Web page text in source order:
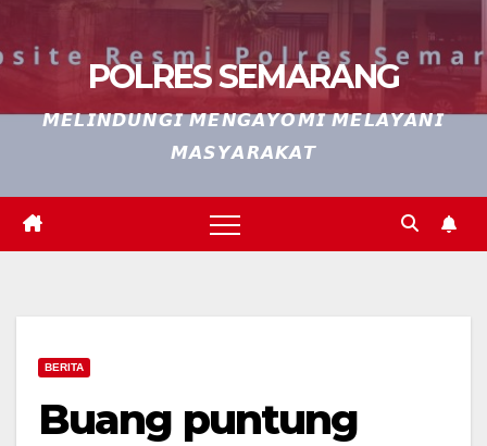
POLRES SEMARANG
𝙈𝙀𝙇𝙄𝙉𝘿𝙐𝙉𝙂𝙄 𝙈𝙀𝙉𝙂𝘼𝙔𝙊𝙈𝙄 𝙈𝙀𝙇𝘼𝙔𝘼𝙉𝙄
𝙈𝘼𝙎𝙔𝘼𝙍𝘼𝙆𝘼𝙏
BERITA
Buang puntung